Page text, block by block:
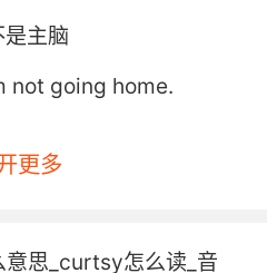
主脑
not going home.
更多
思_curtsy怎么读_音